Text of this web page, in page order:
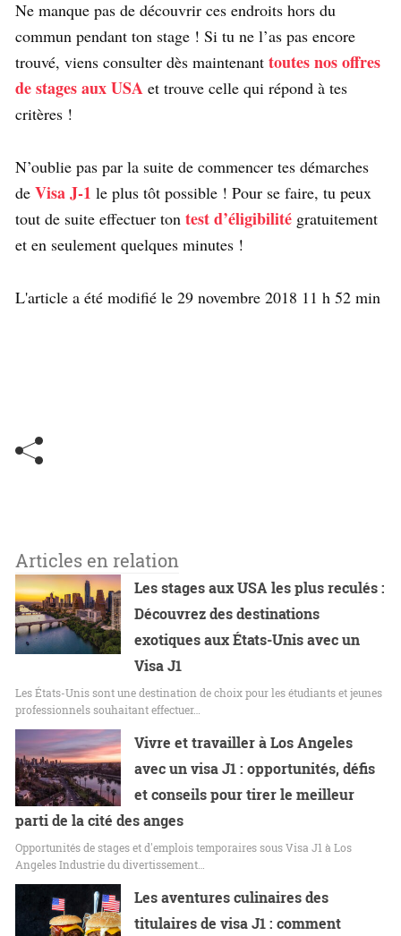
Ne manque pas de découvrir ces endroits hors du
commun pendant ton stage ! Si tu ne l’as pas encore
trouvé, viens consulter dès maintenant toutes nos offres
de stages aux USA et trouve celle qui répond à tes
critères !
N’oublie pas par la suite de commencer tes démarches
de Visa J-1 le plus tôt possible ! Pour se faire, tu peux
tout de suite effectuer ton test d’éligibilité gratuitement
et en seulement quelques minutes !
L'article a été modifié le 29 novembre 2018 11 h 52 min
Articles en relation
Les stages aux USA les plus reculés :
Découvrez des destinations
exotiques aux États-Unis avec un
Visa J1
Les États-Unis sont une destination de choix pour les étudiants et jeunes
professionnels souhaitant effectuer…
Vivre et travailler à Los Angeles
avec un visa J1 : opportunités, défis
et conseils pour tirer le meilleur
parti de la cité des anges
Opportunités de stages et d'emplois temporaires sous Visa J1 à Los
Angeles Industrie du divertissement…
Les aventures culinaires des
titulaires de visa J1 : comment